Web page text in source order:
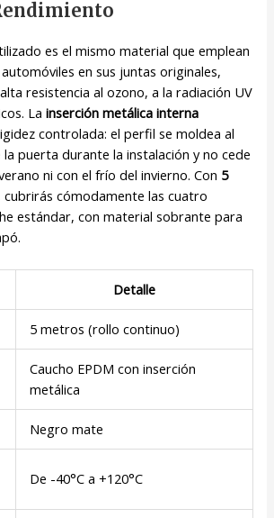
es el mismo material que emplean
en sus juntas originales,
resistencia al ozono, a la radiación UV
Lainserción metálica interna
controlada: el perfil se moldea al
puerta durante la instalación y no cede
ni con el frío del invierno. Con 5
cubrirás cómodamente las cuatro
estándar, con material sobrante para
Detalle
5 metros (rollo continuo)
Caucho EPDM con inserción
metálica
Negro mate
De -40°C a +120°C